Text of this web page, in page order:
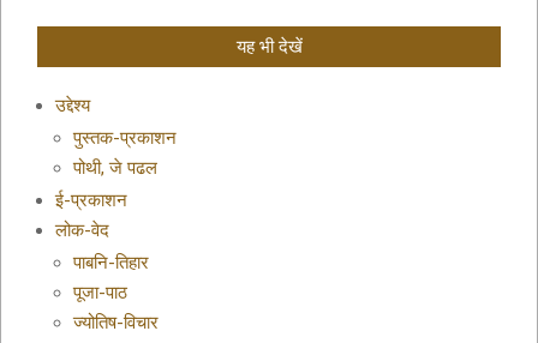
यह भी देखें
उद्देश्य
पुस्तक-प्रकाशन
पोथी, जे पढल
ई-प्रकाशन
लोक-वेद
पाबनि-तिहार
पूजा-पाठ
ज्योतिष-विचार